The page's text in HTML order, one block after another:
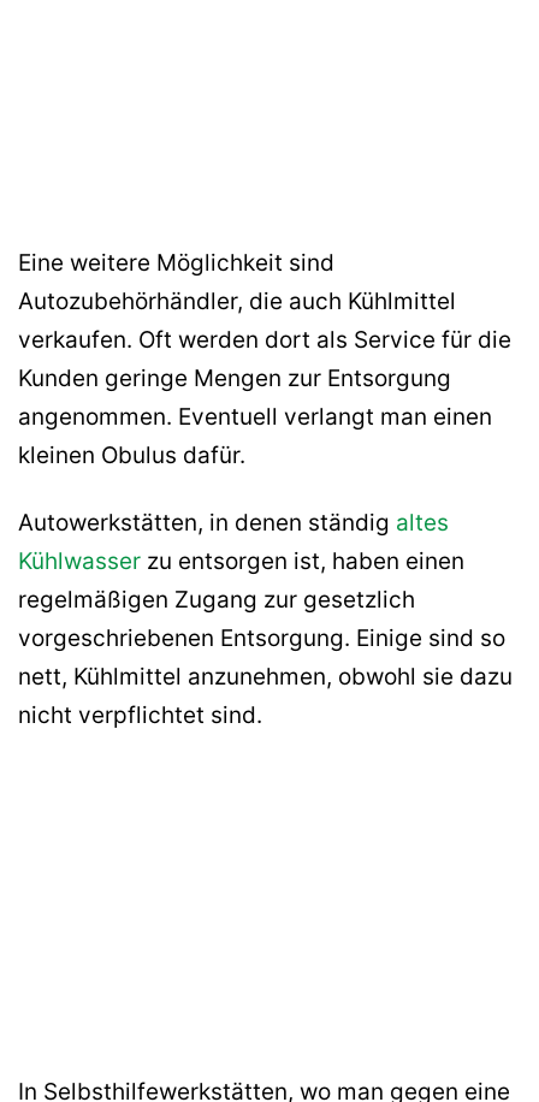
Eine weitere Möglichkeit sind
Autozubehörhändler, die auch Kühlmittel
verkaufen. Oft werden dort als Service für die
Kunden geringe Mengen zur Entsorgung
angenommen. Eventuell verlangt man einen
kleinen Obulus dafür.
Autowerkstätten, in denen ständig altes
Kühlwasser zu entsorgen ist, haben einen
regelmäßigen Zugang zur gesetzlich
vorgeschriebenen Entsorgung. Einige sind so
nett, Kühlmittel anzunehmen, obwohl sie dazu
nicht verpflichtet sind.
In Selbsthilfewerkstätten, wo man gegen eine